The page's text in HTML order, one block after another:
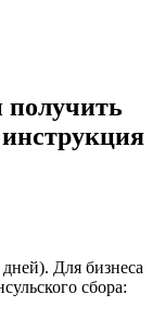
получить
Для бизнеса
сбора: